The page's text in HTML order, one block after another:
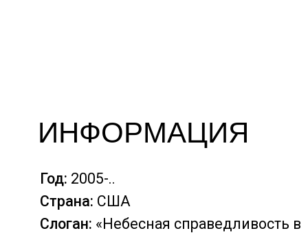
ИНФОРМАЦИЯ
Год: 2005-..
Страна: США
Слоган: «Небесная справедливость в